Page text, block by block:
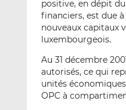
positive, en dépit
financiers, est due
nouveaux capitaux
luxembourgeois.
Au 31 décembre
autorisés, ce qui
unités
OPC à